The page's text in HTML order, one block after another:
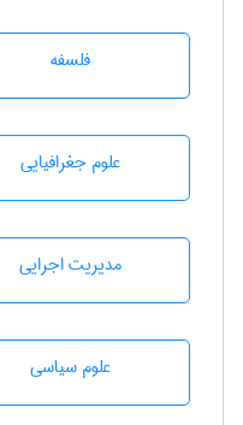
فلسفه
علوم جغرافيايی
مديريت اجرايی
علوم سياسی